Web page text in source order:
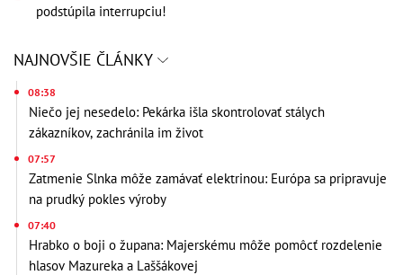
podstúpila interrupciu!
NAJNOVŠIE ČLÁNKY
08:38
Niečo jej nesedelo: Pekárka išla skontrolovať stálych
zákazníkov, zachránila im život
07:57
Zatmenie Slnka môže zamávať elektrinou: Európa sa pripravuje
na prudký pokles výroby
07:40
Hrabko o boji o župana: Majerskému môže pomôcť rozdelenie
hlasov Mazureka a Laššákovej